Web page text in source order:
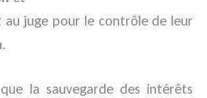
au juge pour le contrôle de leur
la sauvegarde des intérêts